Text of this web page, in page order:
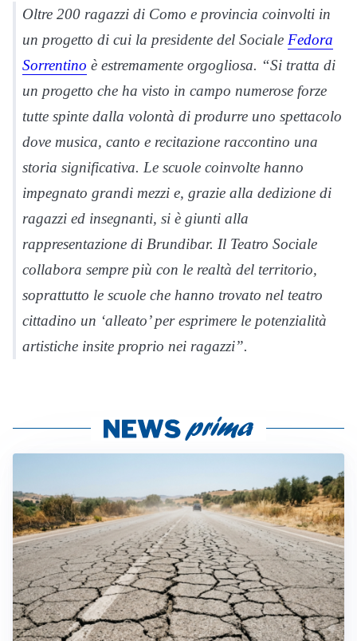
Oltre 200 ragazzi di Como e provincia coinvolti in
un progetto di cui la presidente del Sociale Fedora
Sorrentino è estremamente orgogliosa. “Si tratta di
un progetto che ha visto in campo numerose forze
tutte spinte dalla volontà di produrre uno spettacolo
dove musica, canto e recitazione raccontino una
storia significativa. Le scuole coinvolte hanno
impegnato grandi mezzi e, grazie alla dedizione di
ragazzi ed insegnanti, si è giunti alla
rappresentazione di Brundibar. Il Teatro Sociale
collabora sempre più con le realtà del territorio,
soprattutto le scuole che hanno trovato nel teatro
cittadino un ‘alleato’ per esprimere le potenzialità
artistiche insite proprio nei ragazzi”.